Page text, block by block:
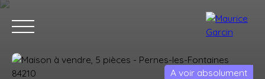
A voir absolument